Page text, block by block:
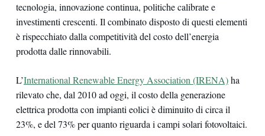
tecnologia, innovazione continua, politiche calibrate e
investimenti crescenti. Il combinato disposto di questi elementi
è rispecchiato dalla competitività del costo dell’energia
prodotta dalle rinnovabili.
L’International Renewable Energy Association (IRENA)ha
rilevato che, dal 2010 ad oggi, il costo della generazione
elettrica prodotta con impianti eolici è diminuito di circa il
23%, e del 73% per quanto riguarda i campi solari fotovoltaici.